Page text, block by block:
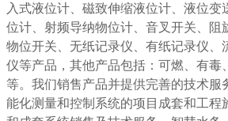
入式液位计、磁致伸缩液位计、液位变
位计、射频导纳物位计、音叉开关、阻
物位开关、无纸记录仪、有纸记录仪、
仪等产品，其他产品包括：可燃、有毒
等。我们销售产品并提供完善的技术服
能化测量和控制系统的项目成套和工程